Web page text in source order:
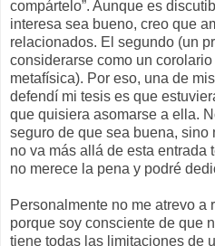
compártelo”. Aunque es
interesa sea bueno, creo que
relacionados. El segundo (un
considerarse como un
metafísica). Por eso, una de
defendí mi tesis es que
que quisiera asomarse a ella.
seguro de que sea buena, sino
no va más allá de esta entrada
no merece la pena y podré
Personalmente no me atrevo a
porque soy consciente de que
tiene todas las limitaciones de